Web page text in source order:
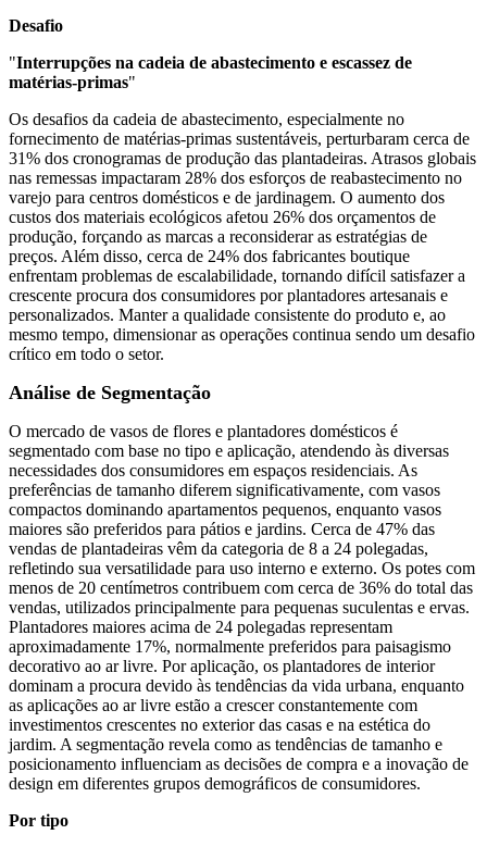
Desafio
"Interrupções na cadeia de abastecimento e escassez de
matérias-primas"
Os desafios da cadeia de abastecimento, especialmente no
fornecimento de matérias-primas sustentáveis, perturbaram cerca de
31% dos cronogramas de produção das plantadeiras. Atrasos globais
nas remessas impactaram 28% dos esforços de reabastecimento no
varejo para centros domésticos e de jardinagem. O aumento dos
custos dos materiais ecológicos afetou 26% dos orçamentos de
produção, forçando as marcas a reconsiderar as estratégias de
preços. Além disso, cerca de 24% dos fabricantes boutique
enfrentam problemas de escalabilidade, tornando difícil satisfazer a
crescente procura dos consumidores por plantadores artesanais e
personalizados. Manter a qualidade consistente do produto e, ao
mesmo tempo, dimensionar as operações continua sendo um desafio
crítico em todo o setor.
Análise de Segmentação
O mercado de vasos de flores e plantadores domésticos é
segmentado com base no tipo e aplicação, atendendo às diversas
necessidades dos consumidores em espaços residenciais. As
preferências de tamanho diferem significativamente, com vasos
compactos dominando apartamentos pequenos, enquanto vasos
maiores são preferidos para pátios e jardins. Cerca de 47% das
vendas de plantadeiras vêm da categoria de 8 a 24 polegadas,
refletindo sua versatilidade para uso interno e externo. Os potes com
menos de 20 centímetros contribuem com cerca de 36% do total das
vendas, utilizados principalmente para pequenas suculentas e ervas.
Plantadores maiores acima de 24 polegadas representam
aproximadamente 17%, normalmente preferidos para paisagismo
decorativo ao ar livre. Por aplicação, os plantadores de interior
dominam a procura devido às tendências da vida urbana, enquanto
as aplicações ao ar livre estão a crescer constantemente com
investimentos crescentes no exterior das casas e na estética do
jardim. A segmentação revela como as tendências de tamanho e
posicionamento influenciam as decisões de compra e a inovação de
design em diferentes grupos demográficos de consumidores.
Por tipo